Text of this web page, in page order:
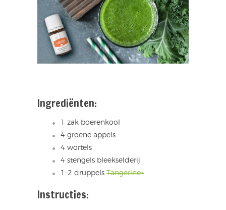
Ingrediënten:
1 zak boerenkool
4 groene appels
4 wortels
4 stengels bleekselderij
1-2 druppels Tangerine+
Instructies: